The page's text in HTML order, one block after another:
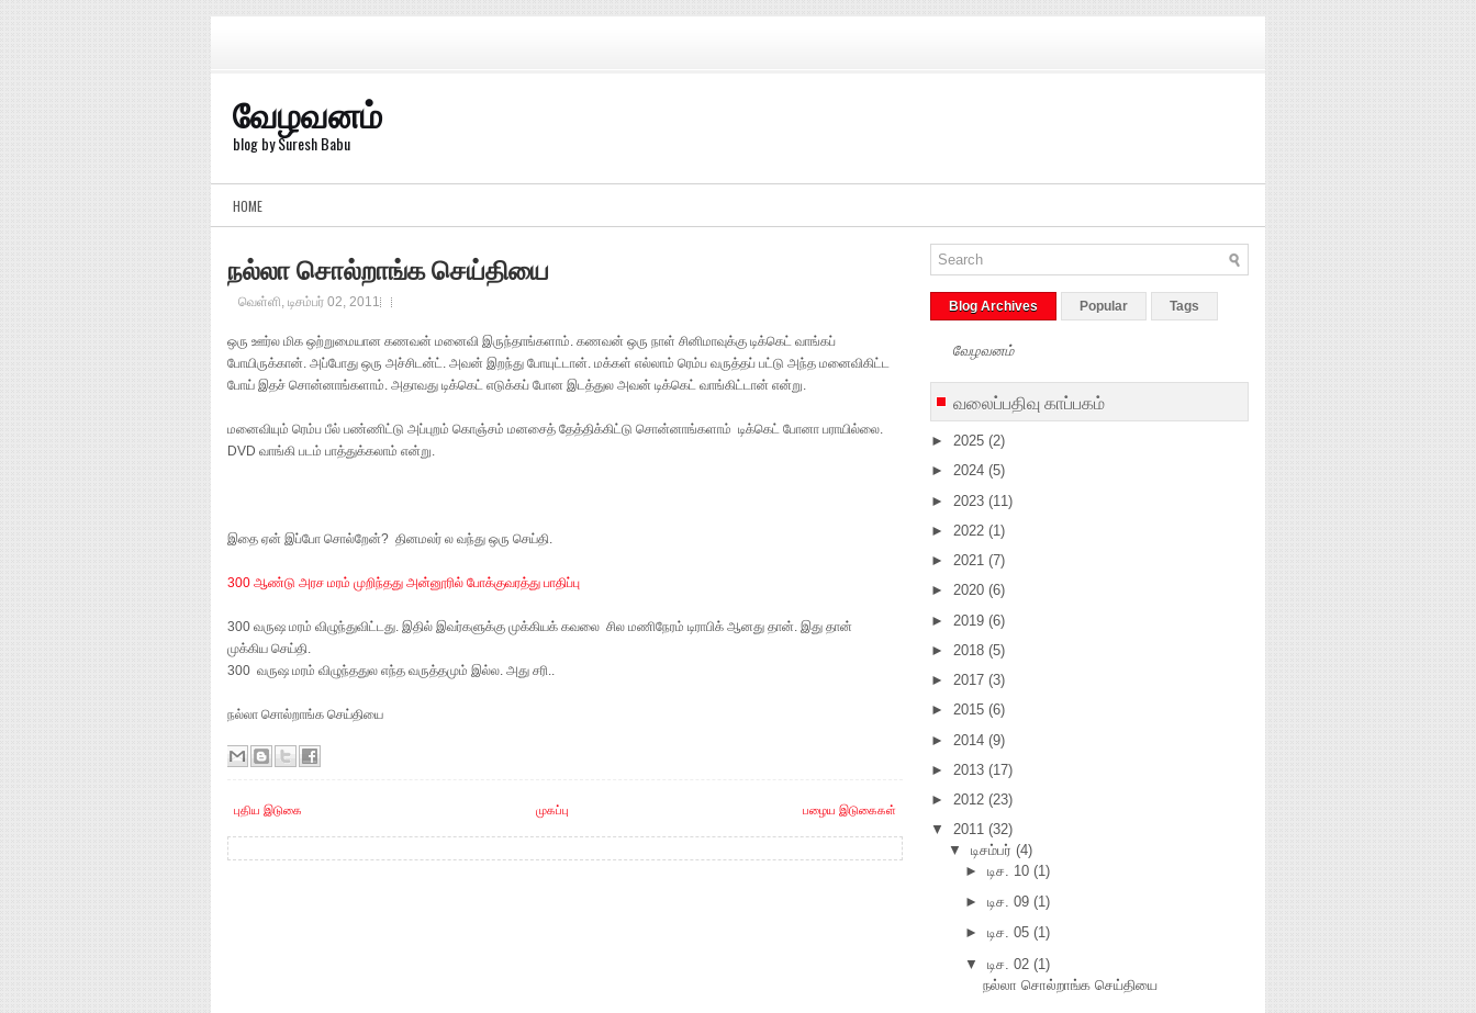
வேழவனம்
blog by Suresh Babu
HOME
நல்லா சொல்றாங்க செய்தியை
வெள்ளி, டிசம்பர் 02, 2011
ஒரு ஊர்ல மிக ஒற்றுமையான கணவன் மனைவி இருந்தாங்களாம். கணவன் ஒரு நாள் சினிமாவுக்கு டிக்கெட் வாங்கப்
போயிருக்கான். அப்போது ஒரு அச்சிடன்ட். அவன் இறந்து போயுட்டான். மக்கள் எல்லாம் ரெம்ப வருத்தப் பட்டு அந்த மனைவிகிட்ட
போய் இதச் சொன்னாங்களாம். அதாவது டிக்கெட் எடுக்கப் போன இடத்துல அவன் டிக்கெட் வாங்கிட்டான் என்று.
மனைவியும் ரெம்ப பீல் பண்ணிட்டு அப்புறம் கொஞ்சம் மனசைத் தேத்திக்கிட்டு சொன்னாங்களாம் டிக்கெட் போனா பராயில்லை.
DVD வாங்கி படம் பாத்துக்கலாம் என்று.
இதை ஏன் இப்போ சொல்றேன்? தினமலர் ல வந்து ஒரு செய்தி.
300 ஆண்டு அரச மரம் முறிந்தது அன்னூரில் போக்குவரத்து பாதிப்பு
300 வருஷ மரம் விழுந்துவிட்டது. இதில் இவர்களுக்கு முக்கியக் கவலை சில மணிநேரம் டிராபிக் ஆனது தான். இது தான்
முக்கிய செய்தி.
300 வருஷ மரம் விழுந்ததுல எந்த வருத்தமும் இல்ல. அது சரி..
நல்லா சொல்றாங்க செய்தியை
புதிய இடுகை பழைய இடுகைகள்
முகப்பு
Blog Archives Popular Tags
வேழவனம்
வலைப்பதிவு காப்பகம்
► 2025 (2)
► 2024 (5)
► 2023 (11)
► 2022 (1)
► 2021 (7)
► 2020 (6)
► 2019 (6)
► 2018 (5)
► 2017 (3)
► 2015 (6)
► 2014 (9)
► 2013 (17)
► 2012 (23)
▼
2011 (32)
▼
டிசம்பர் (4)
►டிச. 10(1)
►டிச. 09(1)
►டிச. 05(1)
▼
டிச. 02(1)
நல்லா சொல்றாங்க செய்தியை